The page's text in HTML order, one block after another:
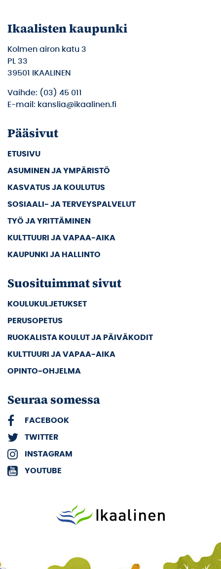
Ikaalisten kaupunki
Kolmen airon katu 3
PL 33
39501 IKAALINEN
Vaihde: (03) 45 011
E-mail: kanslia@ikaalinen.fi
Pääsivut
ETUSIVU
ASUMINEN JA YMPÄRISTÖ
KASVATUS JA KOULUTUS
SOSIAALI- JA TERVEYSPALVELUT
TYÖ JA YRITTÄMINEN
KULTTUURI JA VAPAA-AIKA
KAUPUNKI JA HALLINTO
Suosituimmat sivut
KOULUKULJETUKSET
PERUSOPETUS
RUOKALISTA KOULUT JA PÄIVÄKODIT
KULTTUURI JA VAPAA-AIKA
OPINTO-OHJELMA
Seuraa somessa
FACEBOOK
TWITTER
INSTAGRAM
YOUTUBE